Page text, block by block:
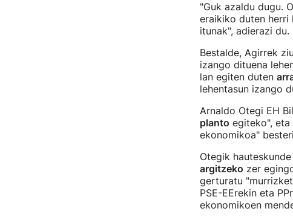
"Guk azaldu dugu.
eraikiko duten herri
itunak", adierazi du.
Bestalde, Agirrek
izango dituena
lan egiten duten
lehentasun izango
Arnaldo Otegi EH
planto egiteko", eta
ekonomikoa"
Otegik
argitzeko zer
gerturatu
PSE-EErekin eta
ekonomikoen